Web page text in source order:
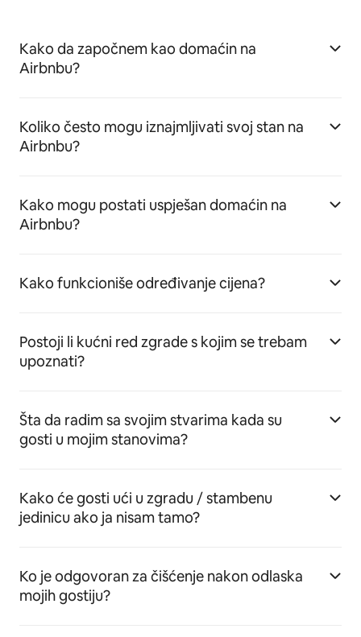
Kako da započnem kao domaćin na
Airbnbu?
Koliko često mogu iznajmljivati svoj stan na
Airbnbu?
Kako mogu postati uspješan domaćin na
Airbnbu?
Kako funkcioniše određivanje cijena?
Postoji li kućni red zgrade s kojim se trebam
upoznati?
Šta da radim sa svojim stvarima kada su
gosti u mojim stanovima?
Kako će gosti ući u zgradu / stambenu
jedinicu ako ja nisam tamo?
Ko je odgovoran za čišćenje nakon odlaska
mojih gostiju?